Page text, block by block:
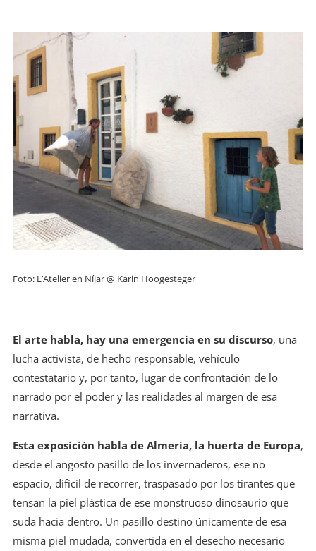
Foto: L’Atelier en Níjar @ Karin Hoogesteger
El arte habla, hay una emergencia en su discurso, una
lucha activista, de hecho responsable, vehículo
contestatario y, por tanto, lugar de confrontación de lo
narrado por el poder y las realidades al margen de esa
narrativa.
Esta exposición habla de Almería, la huerta de Europa,
desde el angosto pasillo de los invernaderos, ese no
espacio, difícil de recorrer, traspasado por los tirantes que
tensan la piel plástica de ese monstruoso dinosaurio que
suda hacia dentro. Un pasillo destino únicamente de esa
misma piel mudada, convertida en el desecho necesario